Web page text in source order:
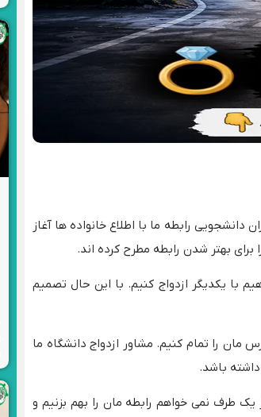
رابطه ما با اطلاع خانواده‌ ها آغاز
بهتر شدن رابطه مطرح کرده‌ اند.
با یکدیگر ازدواج کنیم. با این حال تصمیم
را تمام کنیم. مشاور ازدواج دانشگاه ما
باشد.
یک طرف نمی‌ خواهم رابطه‌ مان را بهم بزنیم و